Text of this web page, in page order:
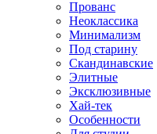
Прованс
Неоклассика
Минимализм
Под старину
Скандинавские
Элитные
Эксклюзивные
Хай-тек
Особенности